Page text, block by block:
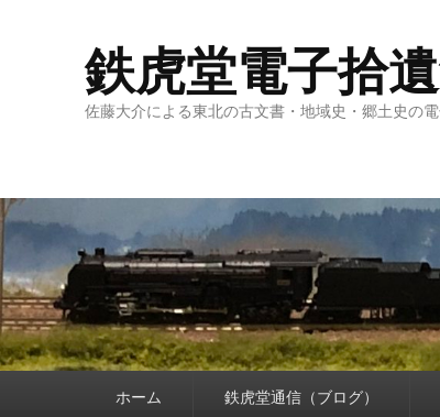
鉄虎堂電子拾
佐藤大介による東北の古文書・地域史・郷土史の
ホーム 鉄虎堂通信（ブログ）